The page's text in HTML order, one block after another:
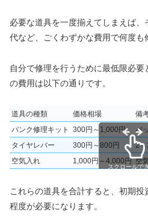
必要な道具を一度揃えてしまえば
代など、ごくわずかな費用で何度も
自分で修理を行うために最低限必
の費用は以下の通りです。
道具の種類 価格相場
備
パンク修理キット
300円～1,000円
パ
タイヤレバー
300円～800円
2～
空気入れ
1,000円～4,000円 空
スクロールで
これらの道具を合計すると、初期
程度が必要になります。